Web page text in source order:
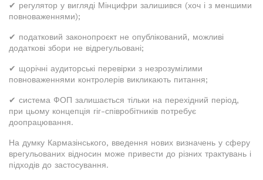
✔ регулятор у вигляді Мінцифри залишився (хоч і з меншими
повноваженнями);
✔ податковий законопроєкт не опублікований, можливі
додаткові збори не відрегульовані;
✔ щорічні аудиторські перевірки з незрозумілими
повноваженнями контролерів викликають питання;
✔ система ФОП залишається тільки на перехідний період,
при цьому концепція гіг-співробітників потребує
доопрацювання.
На думку Кармазінського, введення нових визначень у сферу
врегульованих відносин може привести до різних трактувань і
підходів до застосування.